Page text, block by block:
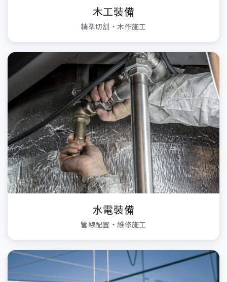
木工裝備
精準切割・木作施工
水電裝備
管線配置・維修施工